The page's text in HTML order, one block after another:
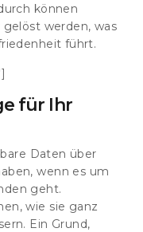
können
werden, was
führt.
für Ihr
Daten über
wenn es um
geht.
wie sie ganz
Ein Grund,